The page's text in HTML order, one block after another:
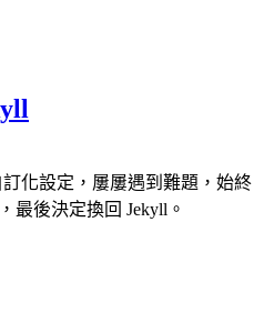
訂化設定，屢屢遇到難題，始終
最後決定換回 Jekyll。